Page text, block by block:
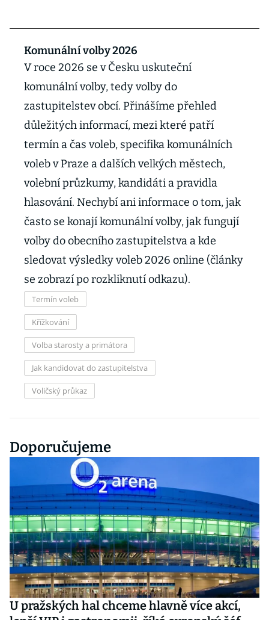
Komunální volby 2026
V roce 2026 se v Česku uskuteční
komunální volby, tedy volby do
zastupitelstev obcí. Přinášíme přehled
důležitých informací, mezi které patří
termín a čas voleb, specifika komunálních
voleb v Praze a dalších velkých městech,
volební průzkumy, kandidáti a pravidla
hlasování. Nechybí ani informace o tom, jak
často se konají komunální volby, jak fungují
volby do obecního zastupitelstva a kde
sledovat výsledky voleb 2026 online (články
se zobrazí po rozkliknutí odkazu).
Termín voleb
Křížkování
Volba starosty a primátora
Jak kandidovat do zastupitelstva
Voličský průkaz
Doporučujeme
U pražských hal chceme hlavně více akcí,